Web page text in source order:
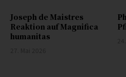
Joseph de Maistres
Reaktion auf Magnifica
humanitas